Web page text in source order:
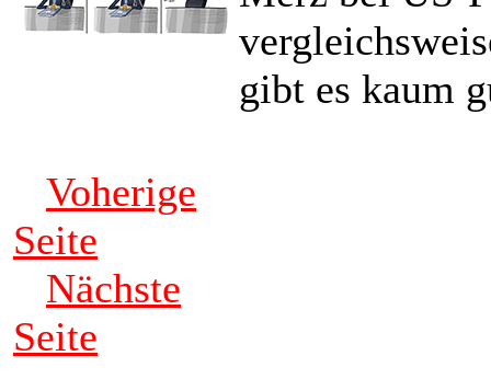
gibt es kaum
Voherige
Seite
Nächste
Seite